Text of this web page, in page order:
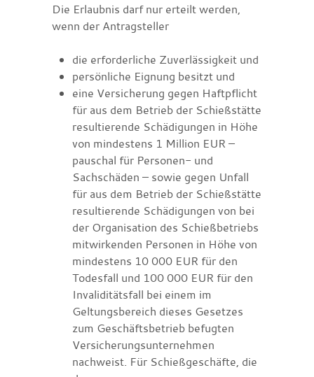
Die Erlaubnis darf nur erteilt werden,
wenn der Antragsteller
die erforderliche Zuverlässigkeit und
persönliche Eignung besitzt und
eine Versicherung gegen Haftpflicht
für aus dem Betrieb der Schießstätte
resultierende Schädigungen in Höhe
von mindestens 1 Million EUR –
pauschal für Personen- und
Sachschäden – sowie gegen Unfall
für aus dem Betrieb der Schießstätte
resultierende Schädigungen von bei
der Organisation des Schießbetriebs
mitwirkenden Personen in Höhe von
mindestens 10 000 EUR für den
Todesfall und 100 000 EUR für den
Invaliditätsfall bei einem im
Geltungsbereich dieses Gesetzes
zum Geschäftsbetrieb befugten
Versicherungsunternehmen
nachweist. Für Schießgeschäfte, die